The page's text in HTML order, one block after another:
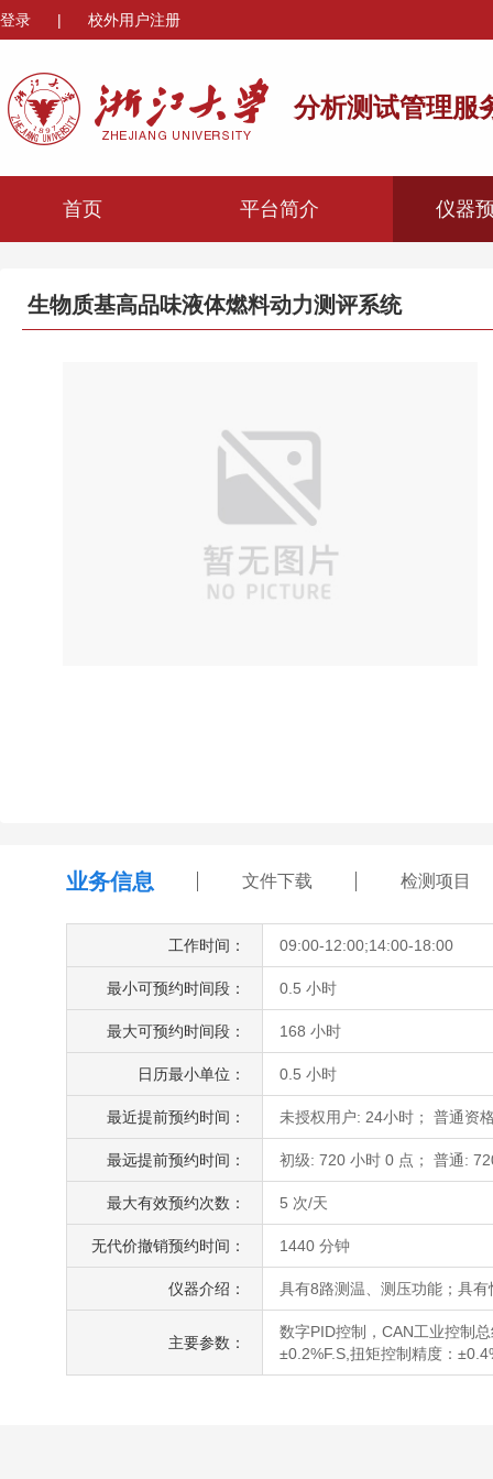
登录 | 校外用户注册
分析测试管理服
首页 平台简介 仪器
生物质基高品味液体燃料动力测评系统
业务信息 文件下载 检测项目
工作时间： 09:00-12:00;14:00-18:00
最小可预约时间段： 0.5 小时
最大可预约时间段： 168 小时
日历最小单位： 0.5 小时
最近提前预约时间： 未授权用户: 24小时； 普通资
最远提前预约时间： 初级: 720 小时 0 点； 普通:
最大有效预约次数： 5 次/天
无代价撤销预约时间： 1440 分钟
仪器介绍： 具有8路测温、测压功能；具
主要参数：
数字PID控制，CAN工业控制
±0.2%F.S,扭矩控制精度：